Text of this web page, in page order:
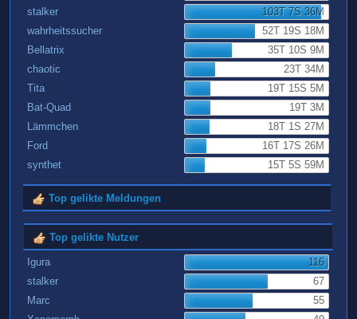
stalker
103T 7S 36M
wahrheitssucher
52T 19S 18M
Bellatrix
35T 10S 9M
chaotic
23T 34M
Tita
19T 15S 5M
Bat-Quad
19T 3M
Lämmchen
18T 1S 27M
Ford
16T 17S 26M
synthet
15T 5S 59M
Top gelikte Meldungen
Top gelikte Nutzer
Igura
116
stalker
67
Marc
55